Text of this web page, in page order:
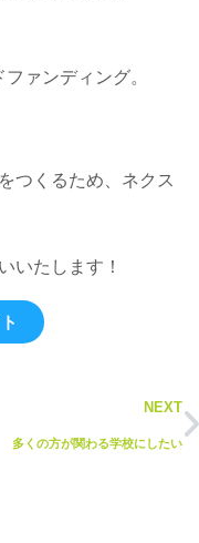
ァンディング。
つくるため、ネクス
いたします！
NEXT
多くの方が関わる学校にしたい